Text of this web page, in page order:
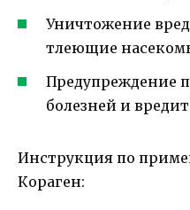
Уничтожение
тлеющие
Предупреждение
болезней и
Инструкция по
Кораген: